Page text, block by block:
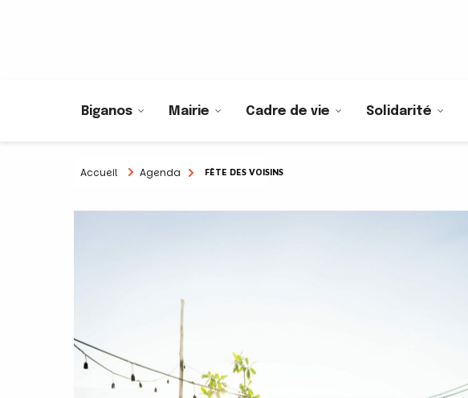
Biganos Mairie Cadre de vie Solidarité
Accueil Agenda FÊTE DES VOISINS